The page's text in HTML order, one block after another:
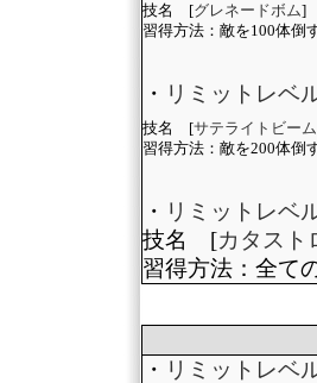
技名 [グレネードボム]
習得方法：敵を100体倒
・ リミットレベ
技名 [サテライトビーム
習得方法：敵を200体倒
・ リミットレベ
技名 [カタスト
習得方法：全て
・ リミットレベ